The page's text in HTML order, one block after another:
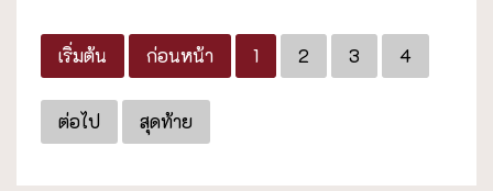
เริ่มต้น ก่อนหน้า 1 2 3 4
ต่อไป สุดท้าย